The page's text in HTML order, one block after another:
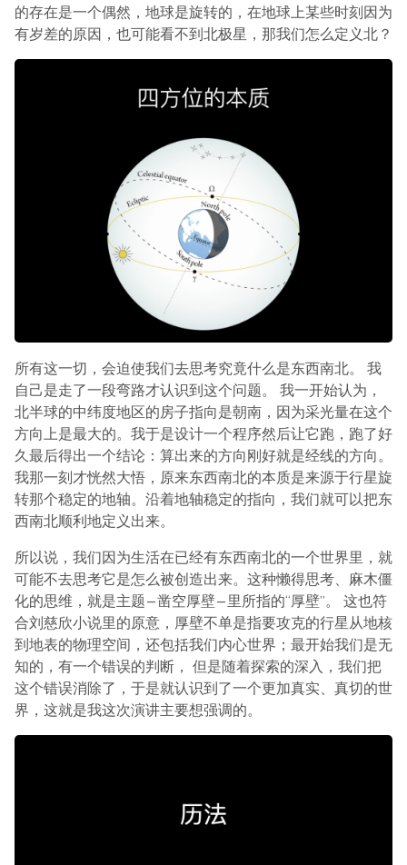
的存在是一个偶然，地球是旋转的，在地球上某些时刻因为
有岁差的原因，也可能看不到北极星，那我们怎么定义北？
所有这一切，会迫使我们去思考究竟什么是东西南北。 我
自己是走了一段弯路才认识到这个问题。 我一开始认为，
北半球的中纬度地区的房子指向是朝南，因为采光量在这个
方向上是最大的。我于是设计一个程序然后让它跑，跑了好
久最后得出一个结论：算出来的方向刚好就是经线的方向。
我那一刻才恍然大悟，原来东西南北的本质是来源于行星旋
转那个稳定的地轴。沿着地轴稳定的指向，我们就可以把东
西南北顺利地定义出来。
所以说，我们因为生活在已经有东西南北的一个世界里，就
可能不去思考它是怎么被创造出来。这种懒得思考、麻木僵
化的思维，就是主题—凿空厚壁—里所指的“厚壁”。 这也符
合刘慈欣小说里的原意，厚壁不单是指要攻克的行星从地核
到地表的物理空间，还包括我们内心世界；最开始我们是无
知的，有一个错误的判断， 但是随着探索的深入，我们把
这个错误消除了，于是就认识到了一个更加真实、真切的世
界，这就是我这次演讲主要想强调的。